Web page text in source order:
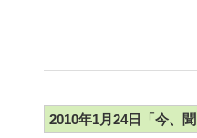
2010年1月24日「今、